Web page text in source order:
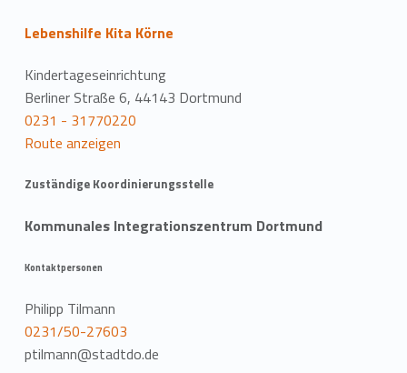
Lebenshilfe Kita Körne
Kindertageseinrichtung
Berliner Straße 6, 44143 Dortmund
0231 - 31770220
Route anzeigen
Zuständige Koordinierungsstelle
Kommunales Integrationszentrum Dortmund
Kontaktpersonen
Philipp Tilmann
0231/50-27603
ptilmann@stadtdo.de